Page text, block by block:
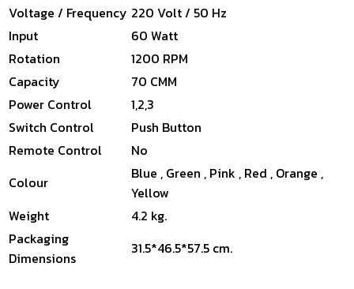
Voltage / Frequency 220 Volt / 50 Hz
Input
60 Watt
Rotation
1200 RPM
Capacity
70 CMM
Power Control
1,2,3
Switch Control
Push Button
Remote Control
No
Colour
Blue , Green , Pink , Red , Orange ,
Yellow
Weight
4.2 kg.
Packaging
Dimensions
31.5*46.5*57.5 cm.